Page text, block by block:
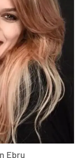
Ebru